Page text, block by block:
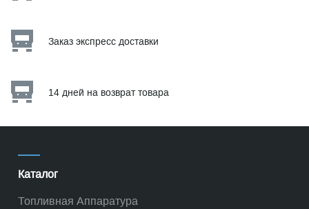
Заказ экспресс доставки
14 дней на возврат товара
Каталог
Топливная Аппаратура